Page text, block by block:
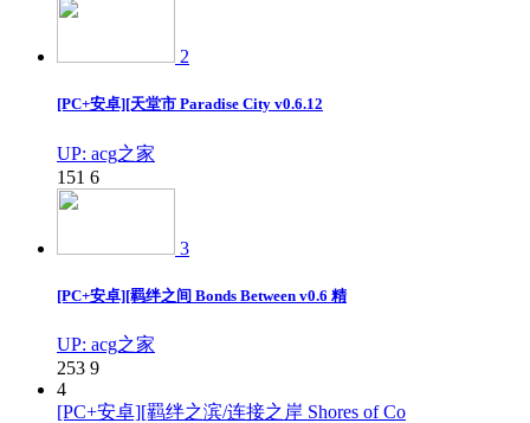
2
[PC+安卓][天堂市 Paradise City v0.6.12
UP: acg之家
151 6
3
[PC+安卓][羁绊之间 Bonds Between v0.6 精
UP: acg之家
253 9
4
[PC+安卓][羁绊之滨/连接之岸 Shores of Co